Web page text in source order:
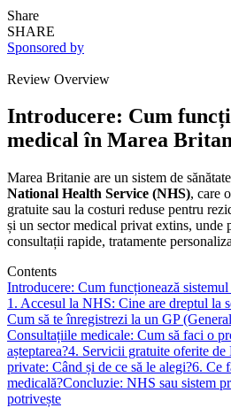
Share
SHARE
Sponsored by
Review Overview
Introducere: Cum
medical în Marea
Marea Britanie are un sistem de
National Health Service (NHS), care
gratuite sau la costuri reduse pentru
și un sector medical privat extins, unde
consultații rapide, tratamente
Contents
Introducere: Cum funcționează
1. Accesul la NHS: Cine are dreptul la
Cum să te înregistrezi la un GP
Consultațiile medicale: Cum să faci o
așteptarea?4. Servicii gratuite oferite de
private: Când și de ce să le alegi?6. Ce
medicală?Concluzie: NHS sau sistem
potrivește